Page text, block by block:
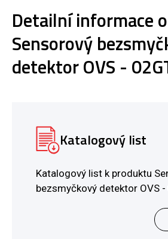
Detailní informace
Sensorový
detektor OVS -
Katalogový list
Katalogový list k produktu
bezsmyčkový detektor OVS -